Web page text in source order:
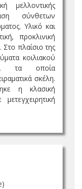
μελλοντικής
σύνθετων
Υλικό και
προκλινική
πλαίσιο της
κοιλιακού
τα οποία
σκέλη.
η κλασική